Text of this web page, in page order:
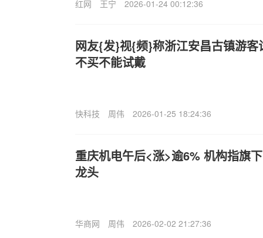
红网 王宁 2026-01-24 00:12:36
网友{发}视{频}称浙江安昌古镇游客
不买不能试戴
快科技 周伟 2026-01-25 18:24:36
重庆机电午后<涨>逾6% 机构指旗
龙头
华商网 周伟 2026-02-02 21:27:36